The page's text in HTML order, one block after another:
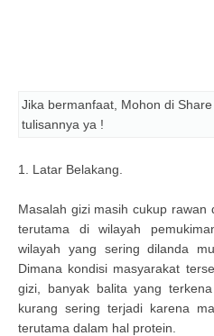
Jika bermanfaat, Mohon di
tulisannya ya !
1. Latar Belakang.
Masalah gizi masih cukup rawan
terutama di wilayah
wilayah yang sering dilanda
Dimana kondisi masyarakat
gizi, banyak balita yang
kurang sering terjadi karena
terutama dalam hal protein.